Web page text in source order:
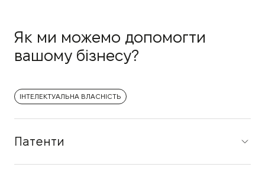
Як ми можемо допомогти
вашому бізнесу?
ІНТЕЛЕКТУАЛЬНА ВЛАСНІСТЬ
Патенти